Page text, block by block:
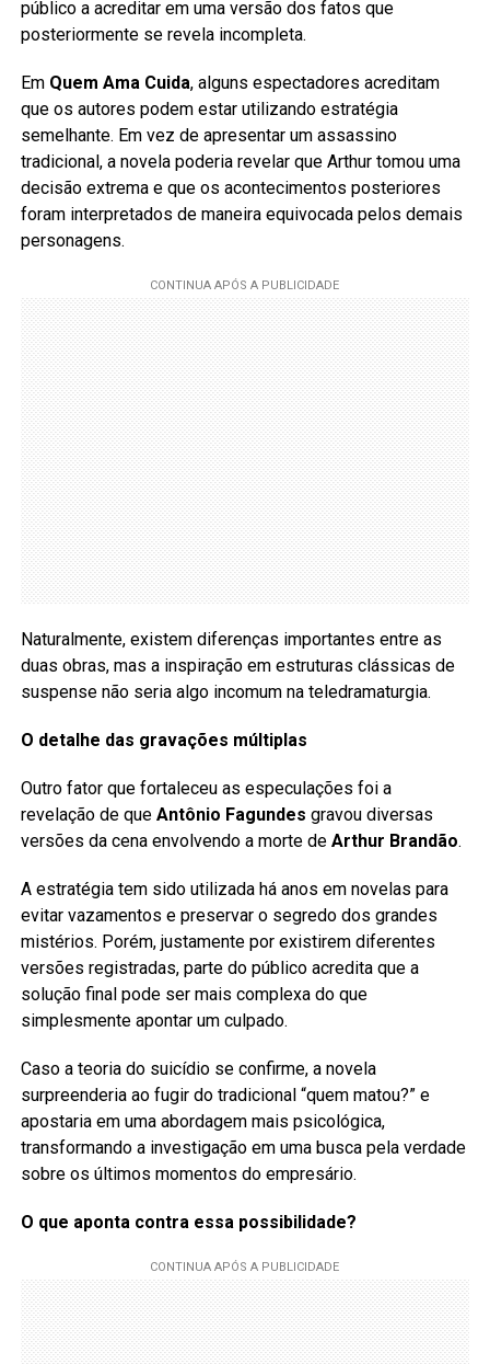
público a acreditar em uma versão dos fatos que
posteriormente se revela incompleta.
Em Quem Ama Cuida, alguns espectadores acreditam
que os autores podem estar utilizando estratégia
semelhante. Em vez de apresentar um assassino
tradicional, a novela poderia revelar que Arthur tomou uma
decisão extrema e que os acontecimentos posteriores
foram interpretados de maneira equivocada pelos demais
personagens.
Naturalmente, existem diferenças importantes entre as
duas obras, mas a inspiração em estruturas clássicas de
suspense não seria algo incomum na teledramaturgia.
O detalhe das gravações múltiplas
Outro fator que fortaleceu as especulações foi a
revelação de que Antônio Fagundes gravou diversas
versões da cena envolvendo a morte de Arthur Brandão.
A estratégia tem sido utilizada há anos em novelas para
evitar vazamentos e preservar o segredo dos grandes
mistérios. Porém, justamente por existirem diferentes
versões registradas, parte do público acredita que a
solução final pode ser mais complexa do que
simplesmente apontar um culpado.
Caso a teoria do suicídio se confirme, a novela
surpreenderia ao fugir do tradicional “quem matou?” e
apostaria em uma abordagem mais psicológica,
transformando a investigação em uma busca pela verdade
sobre os últimos momentos do empresário.
O que aponta contra essa possibilidade?